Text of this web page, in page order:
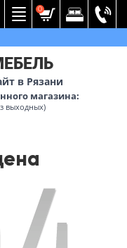
0
в Рязани
магазина:
выходных)